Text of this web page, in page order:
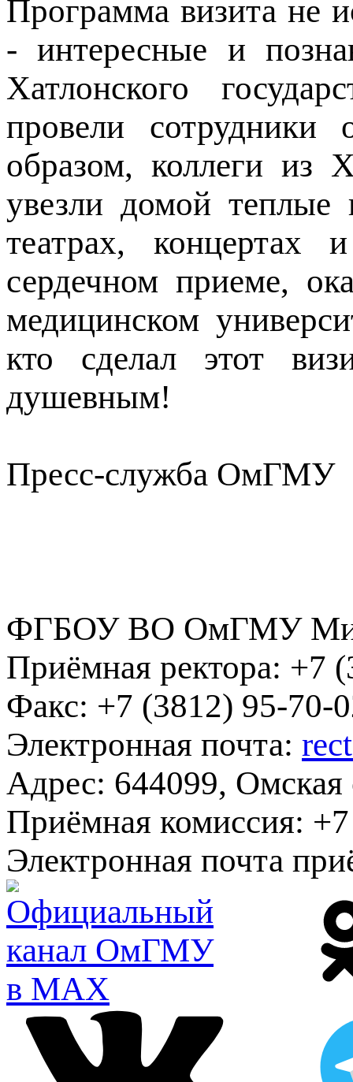
Программа визита не
- интересные и
Хатлонского
провели сотрудники
образом, коллеги
увезли домой теплые
театрах,
сердечном приеме,
медицинском
кто сделал этот
душевным!
Пресс-служба ОмГМУ
ФГБОУ ВО ОмГМУ
Приёмная ректора: +7
Факс: +7 (3812) 95-70-
Электронная почта:
Адрес: 644099, Омская
Приёмная комиссия:
Электронная почта